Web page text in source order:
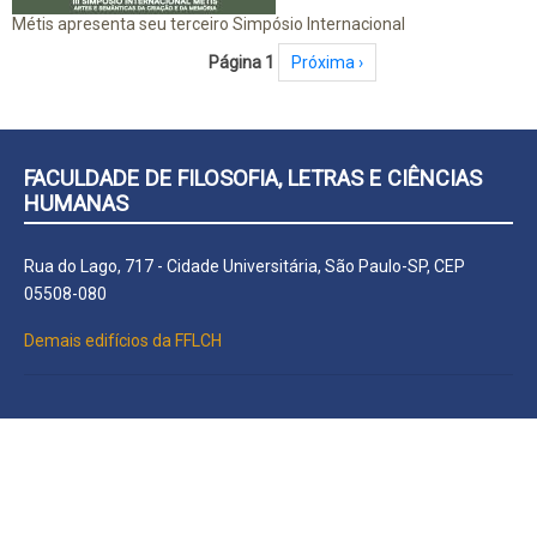
Métis apresenta seu terceiro Simpósio Internacional
Página 1 Próxima página
Próxima ›
FACULDADE DE FILOSOFIA, LETRAS E CIÊNCIAS
HUMANAS
Rua do Lago, 717 - Cidade Universitária, São Paulo-SP, CEP
05508-080
Demais edifícios da FFLCH